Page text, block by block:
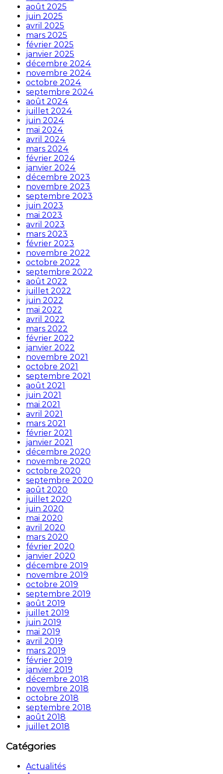
août 2025
juin 2025
avril 2025
mars 2025
février 2025
janvier 2025
décembre 2024
novembre 2024
octobre 2024
septembre 2024
août 2024
juillet 2024
juin 2024
mai 2024
avril 2024
mars 2024
février 2024
janvier 2024
décembre 2023
novembre 2023
septembre 2023
juin 2023
mai 2023
avril 2023
mars 2023
février 2023
novembre 2022
octobre 2022
septembre 2022
août 2022
juillet 2022
juin 2022
mai 2022
avril 2022
mars 2022
février 2022
janvier 2022
novembre 2021
octobre 2021
septembre 2021
août 2021
juin 2021
mai 2021
avril 2021
mars 2021
février 2021
janvier 2021
décembre 2020
novembre 2020
octobre 2020
septembre 2020
août 2020
juillet 2020
juin 2020
mai 2020
avril 2020
mars 2020
février 2020
janvier 2020
décembre 2019
novembre 2019
octobre 2019
septembre 2019
août 2019
juillet 2019
juin 2019
mai 2019
avril 2019
mars 2019
février 2019
janvier 2019
décembre 2018
novembre 2018
octobre 2018
septembre 2018
août 2018
juillet 2018
Catégories
Actualités